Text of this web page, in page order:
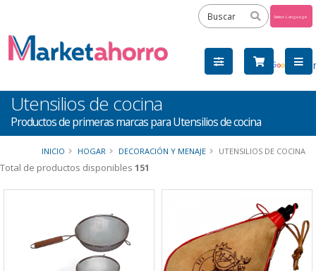
by
Utensilios de cocina
Productos de primeras marcas para Utensilios de cocina
INICIO HOGAR DECORACIÓN Y MENAJE UTENSILIOS DE COCINA
Total de productos disponibles 151